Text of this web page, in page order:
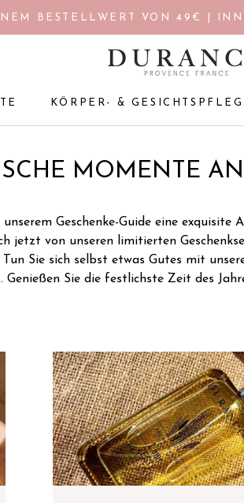
BESTELLWERT VON 49€ |
KÖRPER- &
MOMENTE
unserem Geschenke-Guide eine
jetzt von unseren limitierten
Tun Sie sich selbst etwas Gutes mit
Genießen Sie die festlichste Zeit des